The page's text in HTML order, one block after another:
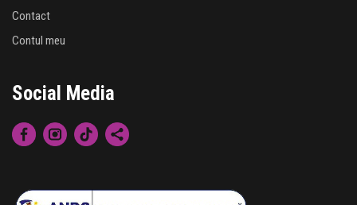
Contact
Contul meu
Social Media